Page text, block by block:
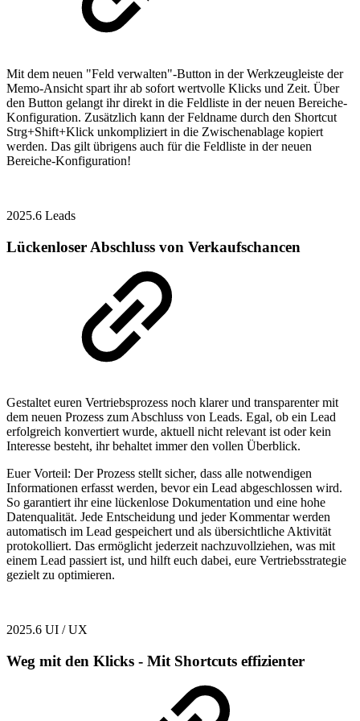
Mit dem neuen "Feld verwalten"-Button in der Werkzeugleiste der
Memo-Ansicht spart ihr ab sofort wertvolle Klicks und Zeit. Über
den Button gelangt ihr direkt in die Feldliste in der neuen Bereiche-
Konfiguration. Zusätzlich kann der Feldname durch den Shortcut
Strg+Shift+Klick unkompliziert in die Zwischenablage kopiert
werden. Das gilt übrigens auch für die Feldliste in der neuen
Bereiche-Konfiguration!
2025.6 Leads
Lückenloser Abschluss von Verkaufschancen
Gestaltet euren Vertriebsprozess noch klarer und transparenter mit
dem neuen Prozess zum Abschluss von Leads. Egal, ob ein Lead
erfolgreich konvertiert wurde, aktuell nicht relevant ist oder kein
Interesse besteht, ihr behaltet immer den vollen Überblick.
Euer Vorteil: Der Prozess stellt sicher, dass alle notwendigen
Informationen erfasst werden, bevor ein Lead abgeschlossen wird.
So garantiert ihr eine lückenlose Dokumentation und eine hohe
Datenqualität. Jede Entscheidung und jeder Kommentar werden
automatisch im Lead gespeichert und als übersichtliche Aktivität
protokolliert. Das ermöglicht jederzeit nachzuvollziehen, was mit
einem Lead passiert ist, und hilft euch dabei, eure Vertriebsstrategie
gezielt zu optimieren.
2025.6 UI / UX
Weg mit den Klicks - Mit Shortcuts effizienter